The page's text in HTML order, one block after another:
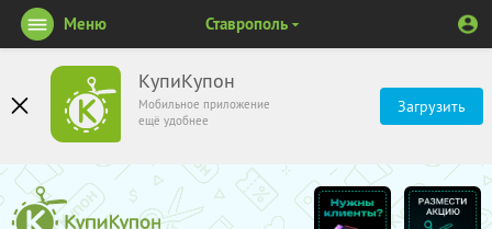
КупиКупон
Мобильное приложение
ещё удобнее
Загрузить
Меню Ставрополь